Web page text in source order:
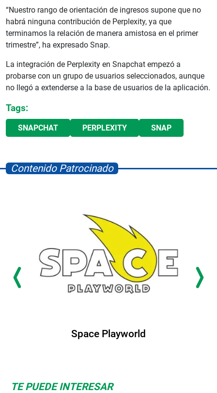
“Nuestro rango de orientación de ingresos supone que no
habrá ninguna contribución de Perplexity, ya que
terminamos la relación de manera amistosa en el primer
trimestre”, ha expresado Snap.
La integración de Perplexity en Snapchat empezó a
probarse con un grupo de usuarios seleccionados, aunque
no llegó a extenderse a la base de usuarios de la aplicación.
Tags:
SNAPCHAT PERPLEXITY SNAP
Contenido Patrocinado
Albrook Bowling
TE PUEDE INTERESAR